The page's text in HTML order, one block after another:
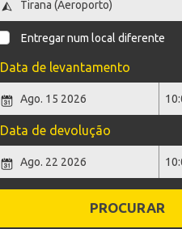
Entregar num local diferente
Data de levantamento
Data de devolução
PROCURAR